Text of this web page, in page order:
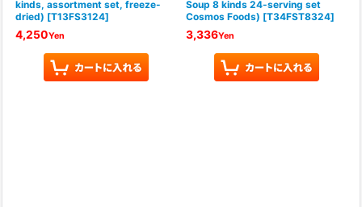
kinds, assortment set, freeze-
dried) [T13FS3124]
4,250Yen
Soup 8 kinds 24-serving set
Cosmos Foods) [T34FST8324]
3,336Yen